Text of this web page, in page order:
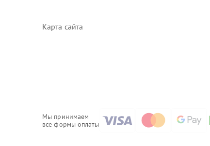
Карта сайта
Мы принимаем
все формы оплаты